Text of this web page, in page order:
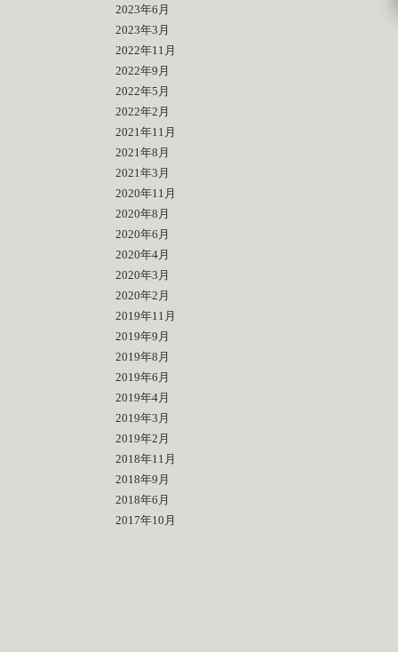
2023年6月
2023年3月
2022年11月
2022年9月
2022年5月
2022年2月
2021年11月
2021年8月
2021年3月
2020年11月
2020年8月
2020年6月
2020年4月
2020年3月
2020年2月
2019年11月
2019年9月
2019年8月
2019年6月
2019年4月
2019年3月
2019年2月
2018年11月
2018年9月
2018年6月
2017年10月